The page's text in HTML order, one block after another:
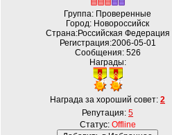
Группа: Проверенные
Город: Новороссийск
Страна:Российская Федерация
Регистрация:2006-05-01
Сообщения: 526
Награды:
Награда за хороший совет: 2
Репутация: 5
Статус: Offline